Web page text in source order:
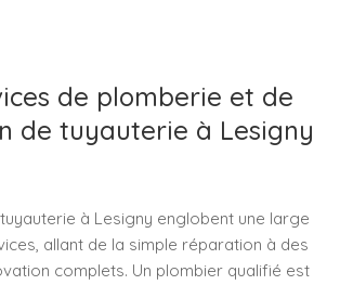
de plomberie et de
de tuyauterie à Lesigny
à Lesigny englobent une large
allant de la simple réparation à des
complets. Un plombier qualifié est